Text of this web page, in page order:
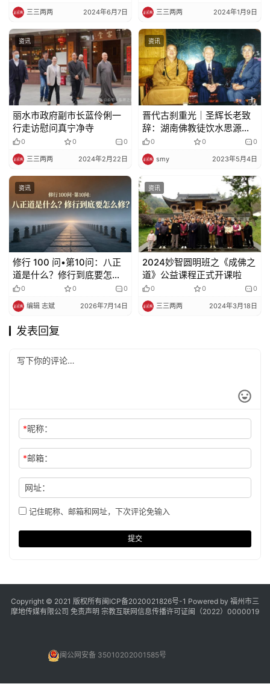
三三两两 2024年6月7日 三三两两 2024年1月9日
资讯
丽水市政府副市长蓝伶俐一
行走访慰问真宁净寺
0 0 0
三三两两 2024年2月22日
资讯
晋代古刹重光｜圣辉长老致
辞：湖南佛教徒饮水思源，
念党恩、忆朴老
0 0 0
smy 2023年5月4日
资讯
修行 100 问•第10问：八正
道是什么？修行到底要怎么
修？
0 0 0
编辑 志斌 2026年7月14日
资讯
2024妙智圆明班之《成佛之
道》公益课程正式开课啦
0 0 0
三三两两 2024年3月18日
发表回复
*昵称：
*邮箱：
网址：
记住昵称、邮箱和网址，下次评论免输入
提交
Copyright © 2021 版权所有闽ICP备2020021826号-1 Powered by 福州市三
摩地传媒有限公司 免责声明 宗教互联网信息传播许可证闽（2022）0000019
闽公网安备 35010202001585号